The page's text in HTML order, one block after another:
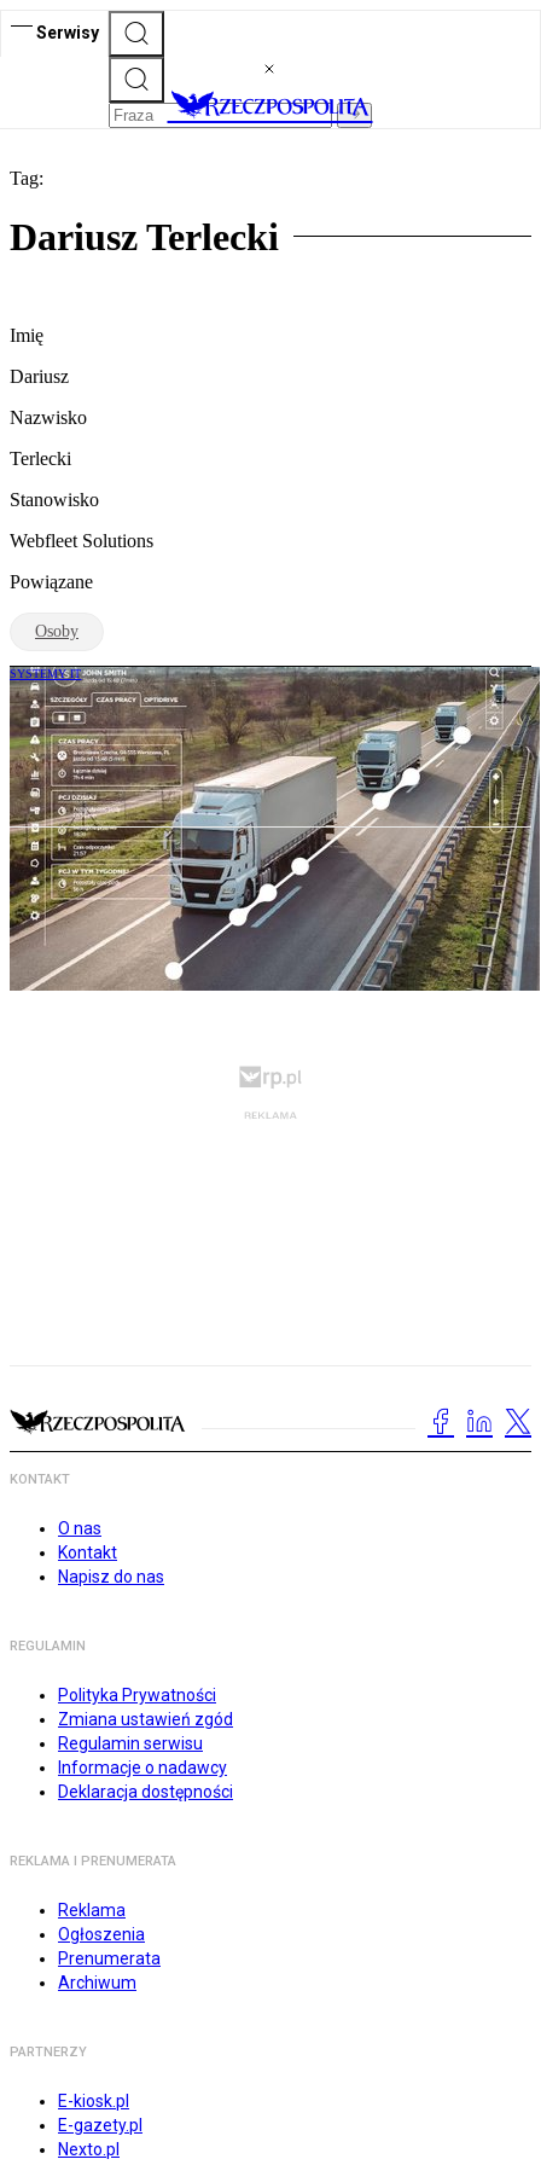
Serwisy
Tag:
Dariusz Terlecki
Imię
Dariusz
Nazwisko
Terlecki
Stanowisko
Webfleet Solutions
Powiązane
Osoby
SYSTEMY IT
Jedno urządzenie do zarządzania flotą
KONTAKT
O nas
Kontakt
Napisz do nas
REGULAMIN
Polityka Prywatności
Zmiana ustawień zgód
Regulamin serwisu
Informacje o nadawcy
Deklaracja dostępności
REKLAMA I PRENUMERATA
Reklama
Ogłoszenia
Prenumerata
Archiwum
PARTNERZY
E-kiosk.pl
E-gazety.pl
Nexto.pl